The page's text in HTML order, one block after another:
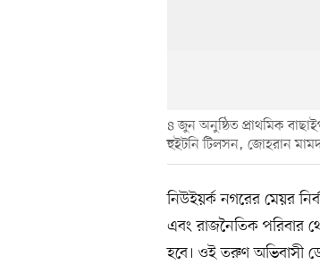
৪ জুন অনুষ্ঠিত প্রাথমিক
হুইটনি টিলসন, জোহরান
নিউইয়র্ক নগরের মেয়র
এবং রাজনৈতিক পরিবার
হবে। ওই তরুণ অভিবাসী